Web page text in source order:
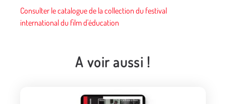
Consulter le catalogue de la collection du festival
international du film d'éducation
A voir aussi !